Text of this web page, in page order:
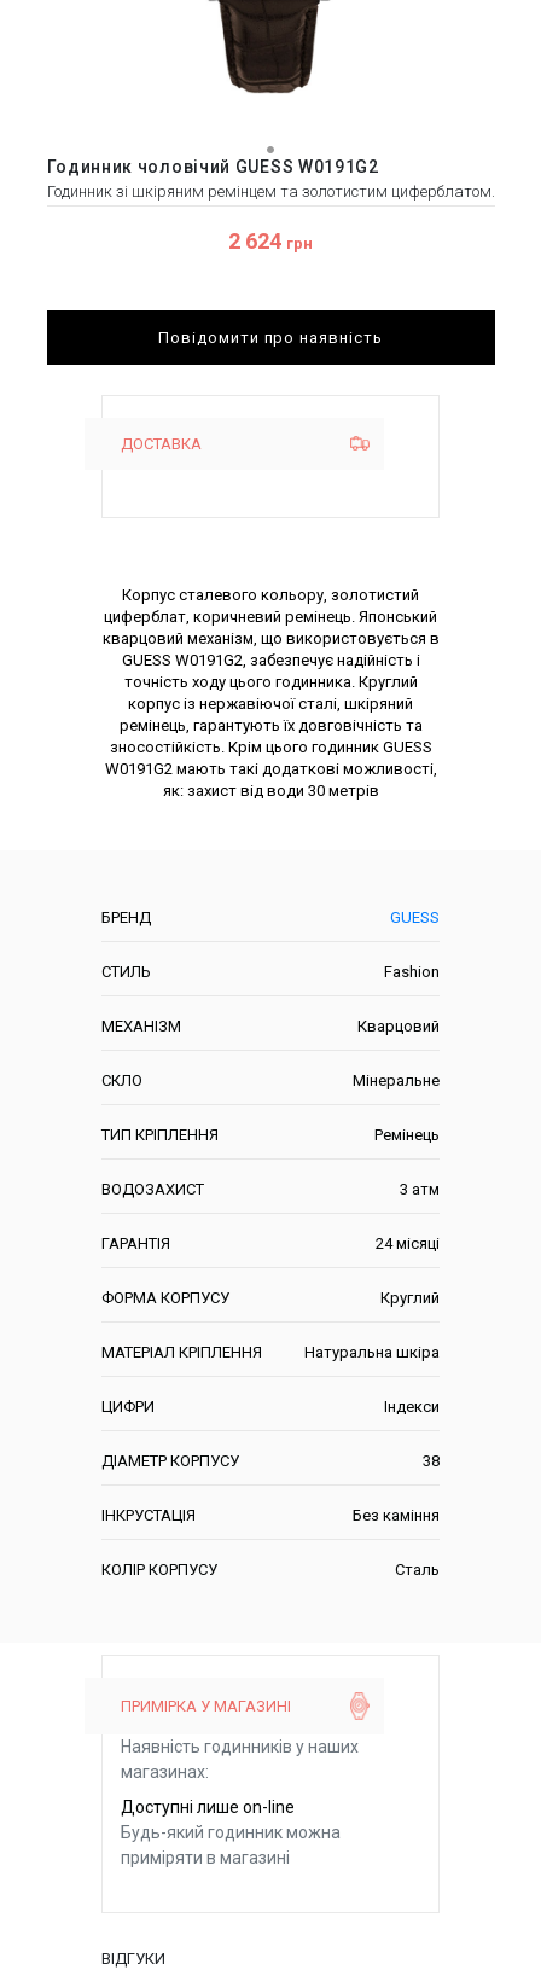
Годинник чоловічий GUESS W0191G2
Годинник зі шкіряним ремінцем та золотистим циферблатом.
2 624 грн
Повідомити про наявність
ДОСТАВКА
БРЕНД GUESS
СТИЛЬ Fashion
МЕХАНІЗМ Кварцовий
СКЛО Мінеральне
ТИП КРІПЛЕННЯ Ремінець
ВОДОЗАХИСТ 3 атм
ГАРАНТІЯ 24 місяці
ФОРМА КОРПУСУ Круглий
МАТЕРІАЛ КРІПЛЕННЯ Натуральна шкіра
ЦИФРИ Індекси
ДІАМЕТР КОРПУСУ 38
ІНКРУСТАЦІЯ Без каміння
КОЛІР КОРПУСУ Сталь
Опис товару
Корпус сталевого кольору, золотистий
циферблат, коричневий ремінець. Японський
кварцовий механізм, що використовується в
GUESS W0191G2, забезпечує надійність і
точність ходу цього годинника. Круглий
корпус із нержавіючої сталі, шкіряний
ремінець, гарантують їх довговічність та
зносостійкість. Крім цього годинник GUESS
W0191G2 мають такі додаткові можливості,
як: захист від води 30 метрів
ПРИМІРКА У МАГАЗИНІ
Наявність годинників у наших
магазинах:
Доступні лише on-line
Будь-який годинник можна
приміряти в магазині
ВІДГУКИ